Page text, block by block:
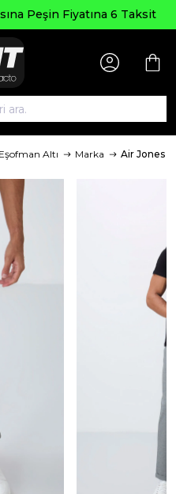
Peşin Fiyatına 6 Taksit
Eşofman Altı Marka Air Jones